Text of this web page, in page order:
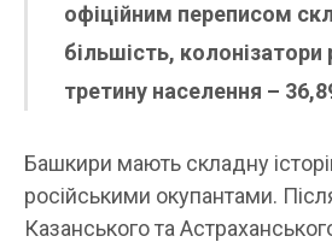
офіційним переписом
більшість,
третину населення –
Башкири мають складну
російськими окупантами.
Казанського та